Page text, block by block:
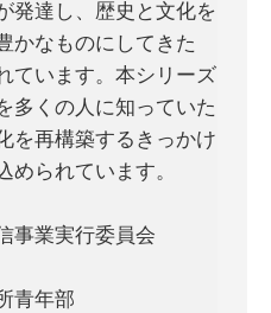
発達し、歴史と文化を
かなものにしてきた
ています。本シリーズ
多くの人に知っていた
を再構築するきっかけ
められています。
事業実行委員会
青年部